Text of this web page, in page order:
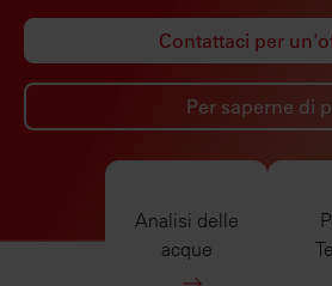
Contattaci per
Per saperne di
Analisi delle
acque